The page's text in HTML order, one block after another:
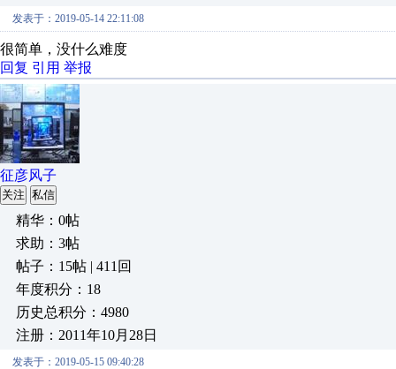
发表于：2019-05-14 22:11:08
很简单，没什么难度
回复 引用 举报
征彦风子
关注 私信
精华：0帖
求助：3帖
帖子：15帖 | 411回
年度积分：18
历史总积分：4980
注册：2011年10月28日
发表于：2019-05-15 09:40:28